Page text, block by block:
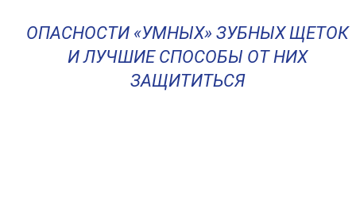
ОПАСНОСТИ «УМНЫХ» ЗУБНЫХ ЩЕТОК
И ЛУЧШИЕ СПОСОБЫ ОТ НИХ
ЗАЩИТИТЬСЯ